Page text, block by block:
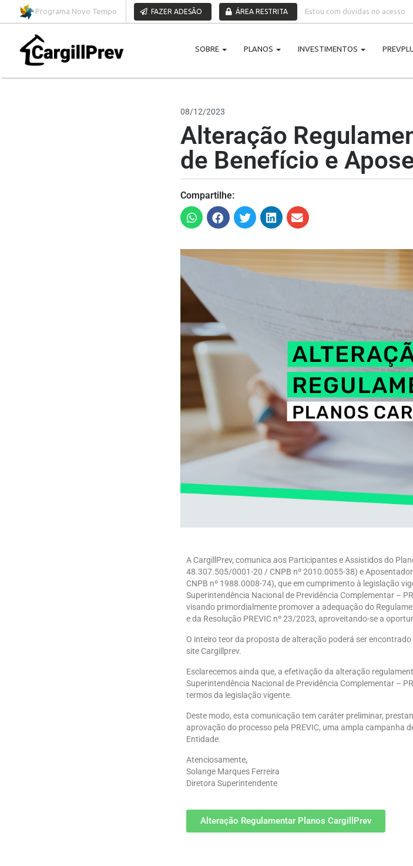
Pular para o conteúdo
Programa Novo Tempo FAZER ADESÃO ÁREA RESTRITA Estou com dúvidas no acesso
SOBRE PLANOS INVESTIMENTOS
08/12/2023
Alteração
de Benefício e
Compartilhe:
A CargillPrev, comunica aos Participantes e Assistidos do
48.307.505/0001-20 / CNPB nº 2010.0055-38) e
CNPB nº 1988.0008-74), queem cumprimento à legislação
Superintendência Nacional de Previdência Complementar –
visando primordialmente promover a adequação do
e da Resolução PREVIC nº 23/2023, aproveitando-se a
O inteiro teor da proposta de alteração poderá ser
site Cargillprev.
Esclarecemos ainda que, a efetivação da alteração
Superintendência Nacional de Previdência Complementar –
termos da legislação vigente.
Deste modo, esta comunicação tem caráter preliminar,
aprovação do processo pela PREVIC, uma ampla campanha
Entidade.
Atenciosamente,
Solange Marques Ferreira
Diretora Superintendente
Alteração Regulamentar Planos CargillPrev